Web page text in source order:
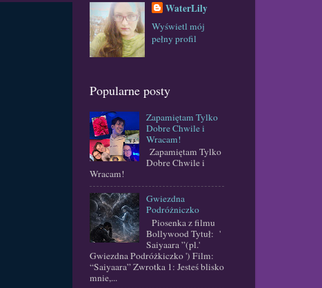
WaterLily
Wyświetl mój
pełny profil
Popularne posty
Zapamiętam Tylko
Dobre Chwile i
Wracam!
Zapamiętam Tylko
Dobre Chwile i
Wracam!
Gwiezdna
Podróżniczko
Piosenka z filmu
Bollywood Tytuł: '
Saiyaara ”(pl.'
Gwiezdna Podróżkiczko ') Film:
“Saiyaara” Zwrotka 1: Jesteś blisko
mnie,...